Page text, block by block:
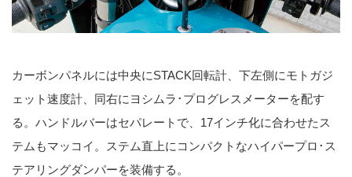
カーボンパネルには中央にSTACK回転計、下左側にモトガジ
ェット速度計、同右にヨシムラ･プログレスメーターを配す
る。ハンドルバーはセパレートで、17インチ化に合わせたス
テムもマッコイ。ステム直上にコンパクトなハイパープロ･ス
テアリングダンパーを装備する。